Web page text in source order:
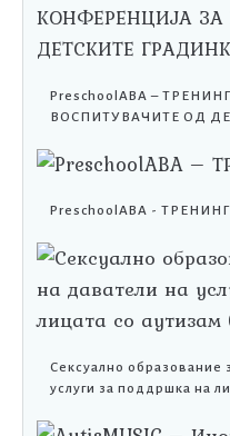
PreschoolABA –
ВОСПИТУВАЧИТЕ ОД
PreschoolABA -
Сексуално образование
услуги за поддршка на